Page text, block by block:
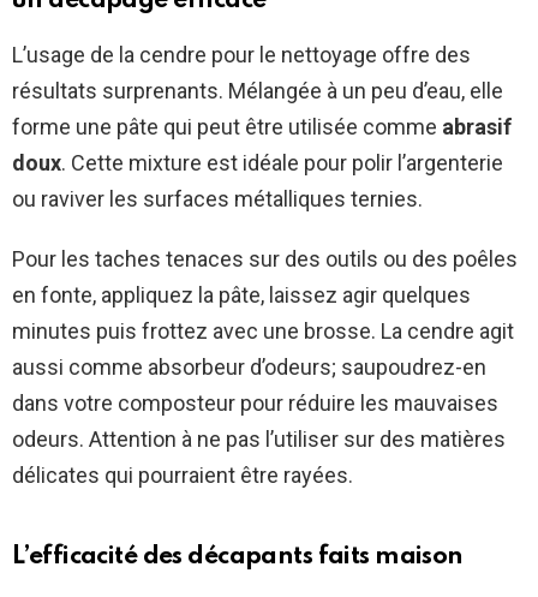
L’usage de la cendre pour le nettoyage offre des
résultats surprenants. Mélangée à un peu d’eau, elle
forme une pâte qui peut être utilisée comme abrasif
doux. Cette mixture est idéale pour polir l’argenterie
ou raviver les surfaces métalliques ternies.
Pour les taches tenaces sur des outils ou des poêles
en fonte, appliquez la pâte, laissez agir quelques
minutes puis frottez avec une brosse. La cendre agit
aussi comme absorbeur d’odeurs; saupoudrez-en
dans votre composteur pour réduire les mauvaises
odeurs. Attention à ne pas l’utiliser sur des matières
délicates qui pourraient être rayées.
L’efficacité des décapants faits maison